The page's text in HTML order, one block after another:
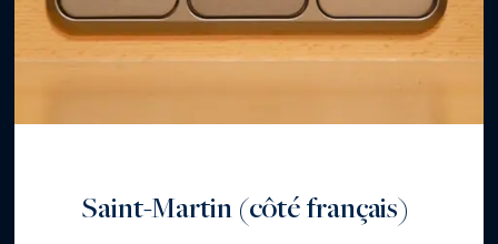
Saint-Martin (côté français)